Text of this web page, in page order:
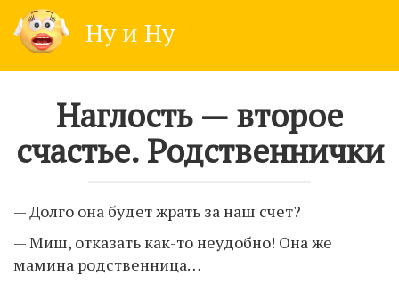
content
Ну и Ну
Наглость — второе
счастье. Родственнички
— Долго она будет жpать за наш счет?
— Миш, отказать как-то неудобно! Она же
мамина родственница…